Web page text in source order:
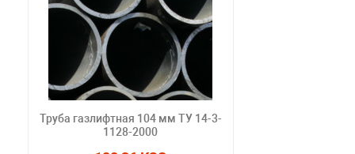
Труба газлифтная 104 мм ТУ 14-3-
1128-2000